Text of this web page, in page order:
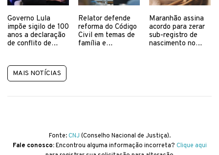
Governo Lula
impõe sigilo de 100
anos a declaração
de conflito de
Relator defende
reforma do Código
Civil em temas de
família e
Maranhão assina
acordo para zerar
sub-registro de
nascimento no
MAIS NOTÍCIAS
Fonte:CNJ (Conselho Nacional de Justiça).
Fale conosco:Encontrou alguma informação incorreta? Clique aqui